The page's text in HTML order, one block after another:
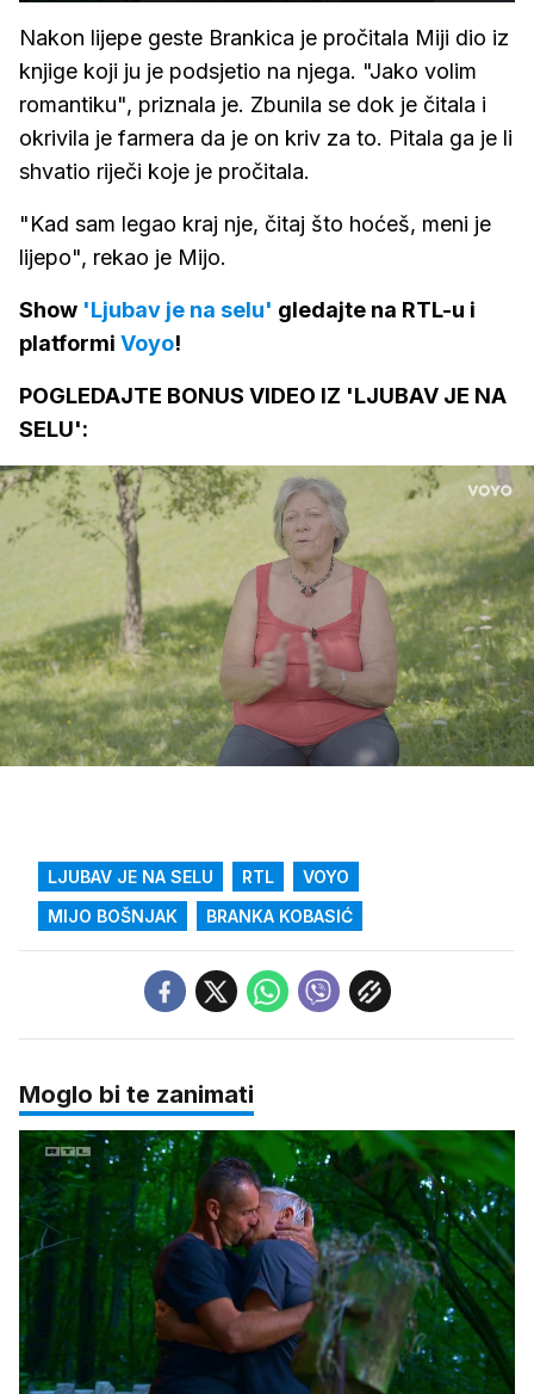
Nakon lijepe geste Brankica je pročitala Miji dio iz
knjige koji ju je podsjetio na njega. "Jako volim
romantiku", priznala je. Zbunila se dok je čitala i
okrivila je farmera da je on kriv za to. Pitala ga je li
shvatio riječi koje je pročitala.
"Kad sam legao kraj nje, čitaj što hoćeš, meni je
lijepo", rekao je Mijo.
Show 'Ljubav je na selu' gledajte na RTL-u i
platformi Voyo!
POGLEDAJTE BONUS VIDEO IZ 'LJUBAV JE NA
SELU':
Upali
zvuk
/
100.00%
LJUBAV JE NA SELU RTL
VOYO
MIJO BOŠNJAK
BRANKA KOBASIĆ
Moglo bi te zanimati